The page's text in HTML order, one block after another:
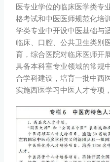
医专业学位的临床医学类专
格考试和中医医师规范化培
学类专业中开设中医基础与
临床、口腔、公共卫生类别
育，综合医院对临床医师开
具备本科室专业领域的常规
合学科建设，培育一批中西
实施西医学习中医人才专项